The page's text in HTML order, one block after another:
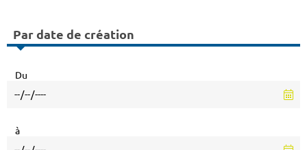
Par date de création
Du
à